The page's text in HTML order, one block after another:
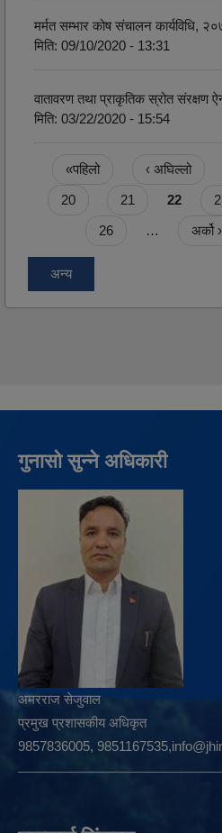
मर्मत सम्भार कोष संचालन कार्यविधि,
मिति:09/10/2020 - 13:31
वातावरण तथा प्राकृतिक स्रोत संरक्षण
मिति:03/22/2020 - 15:54
Pages
«पहिलो ‹ अघिल्लो
20
21 22
26
… अर्को ›
अन्य
गुनासो सुन्ने अधिकारी
अमरराज सेजुवाल
प्रमुख प्रशासकीय अधिकृत
9857836005,